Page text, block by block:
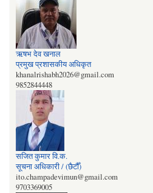
ऋषभ देव खनाल
प्रमुख प्रशासकीय अधिकृत
khanalrishabh2026@gmail.com
9852844448
सजित कुमार वि‍‌.क.
सूचना अधिकारी / (छैटौँ)
ito.champadevimun@gmail.com
9703369005